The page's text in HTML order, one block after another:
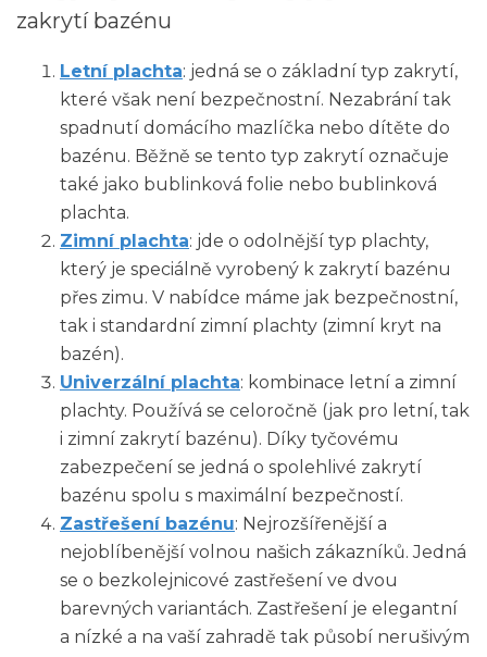
zakrytí bazénu
Letní plachta: jedná se o základní typ zakrytí,
které však není bezpečnostní. Nezabrání tak
spadnutí domácího mazlíčka nebo dítěte do
bazénu. Běžně se tento typ zakrytí označuje
také jako bublinková folie nebo bublinková
plachta.
Zimní plachta: jde o odolnější typ plachty,
který je speciálně vyrobený k zakrytí bazénu
přes zimu. V nabídce máme jak bezpečnostní,
tak i standardní zimní plachty (zimní kryt na
bazén).
Univerzální plachta: kombinace letní a zimní
plachty. Používá se celoročně (jak pro letní, tak
i zimní zakrytí bazénu). Díky tyčovému
zabezpečení se jedná o spolehlivé zakrytí
bazénu spolu s maximální bezpečností.
Zastřešení bazénu: Nejrozšířenější a
nejoblíbenější volnou našich zákazníků. Jedná
se o bezkolejnicové zastřešení ve dvou
barevných variantách. Zastřešení je elegantní
a nízké a na vaší zahradě tak působí nerušivým